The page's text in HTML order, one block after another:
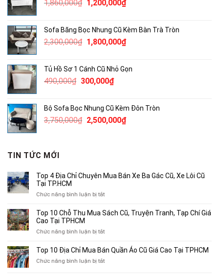
1,500,000₫.
1,860,000₫ Giá
1,860,000₫.
1,200,000₫Giá
là:
1,200,000₫.
Sofa Băng Bọc Nhung Cũ Kèm Bàn Trà Tròn
2,300,000₫ Giá
2,300,000₫.
1,800,000₫Giá
là:
Tủ Hồ Sơ 1 Cánh Cũ Nhỏ Gọn
490,000₫ Giá
490,000₫.
300,000₫Giá
là:
300,000₫.
Bộ Sofa Bọc Nhung Cũ Kèm Đôn Tròn
3,750,000₫ Giá
2,500,000₫Giá
TIN TỨC MỚI
Top 4 Địa Chỉ Chuyên Mua Bán Xe Ba Gác Cũ, Xe Lôi Cũ
Tại TP.HCM
Chức năng bình luận bị tắtở
4
Chuyên
Bán
Xe
Top 10 Chỗ Thu Mua Sách Cũ, Truyện Tranh, Tạp Chí Giá
Cao Tại TPHCM
Chức năng bình luận bị tắtở
10
Thu
Top 10 Địa Chỉ Mua Bán Quần Áo Cũ Giá Cao Tại TPHCM
Chức năng bình luận bị tắtở